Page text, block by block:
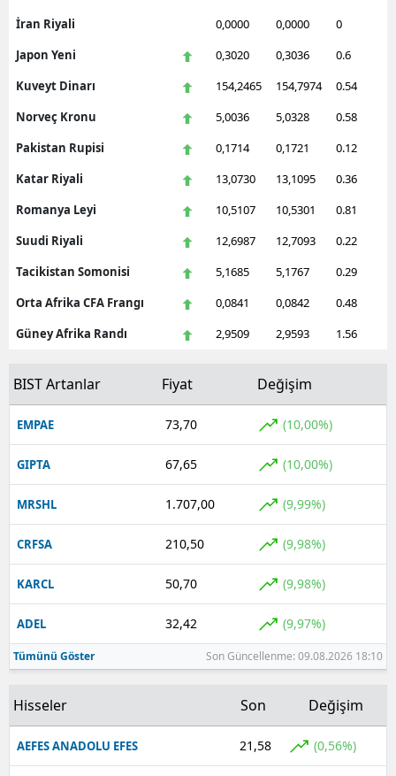
İran Riyali
0,0000 0,0000
0
Japon Yeni
0,3020 0,3036
0.6
Kuveyt Dinarı
154,2465 154,7974
0.54
Norveç Kronu
5,0036 5,0328
0.58
Pakistan Rupisi
0,1714 0,1721
0.12
Katar Riyali
13,0730 13,1095
0.36
Romanya Leyi
10,5107 10,5301
0.81
Suudi Riyali
12,6987 12,7093
0.22
Tacikistan Somonisi
5,1685 5,1767
0.29
Orta Afrika CFA Frangı
0,0841 0,0842
0.48
Güney Afrika Randı
2,9509 2,9593 1.56
BIST Artanlar Fiyat Değişim
EMPAE 73,70 (10,00%)
GIPTA 67,65 (10,00%)
MRSHL 1.707,00 (9,99%)
CRFSA 210,50 (9,98%)
KARCL 50,70 (9,98%)
ADEL 32,42 (9,97%)
Tümünü Göster Son Güncellenme: 09.08.2026 18:10
Hisseler Son Değişim
AEFES ANADOLU EFES 21,58 (0,56%)